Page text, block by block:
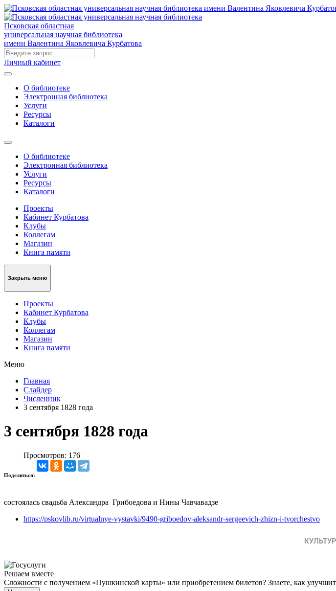
Псковская областная
универсальная научная библиотека
имени Валентина Яковлевича Курбатова
Личный кабинет
О библиотеке
Электронная библиотека
Услуги
Ресурсы
Каталоги
О библиотеке
Электронная библиотека
Услуги
Ресурсы
Каталоги
Проекты
Кабинет Курбатова
Клубы
Коллегам
Магазин
Книга памяти
Закрыть меню
Проекты
Кабинет Курбатова
Клубы
Коллегам
Магазин
Книга памяти
Меню
Главная
Слайдер
Численник
3 сентября 1828 года
3 сентября 1828 года
Просмотров: 176
Поделиться:
состоялась свадьба Александра Грибоедова и Нины Чавчавадзе
https://pskovlib.ru/virtualnye-vystavki/9490-griboedov-aleksandr-sergeevich-zhizn-i-tvorchestvo
Решаем вместе
Сложности с получением «Пушкинской карты» или приобретением билетов? Знаете, как